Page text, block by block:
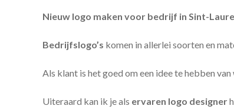
Nieuw logo maken voor bedrijf in Sint-
Bedrijfslogo’s komen in allerlei soorten en
Als klant is het goed om een idee te hebben
Uiteraard kan ik je als ervaren logo designer